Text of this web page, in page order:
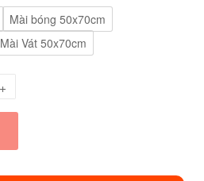
Mài bóng 50x70cm
Mài Vát 50x70cm